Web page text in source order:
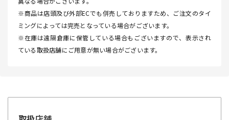
※商品は店頭及び外部ECでも併売しておりますため、ご注文のタイ
ミングによっては完売となっている場合がございます。
※在庫は遠隔倉庫に保管している場合もございますので、表示され
ている取扱店舗にご用意が無い場合がございます。